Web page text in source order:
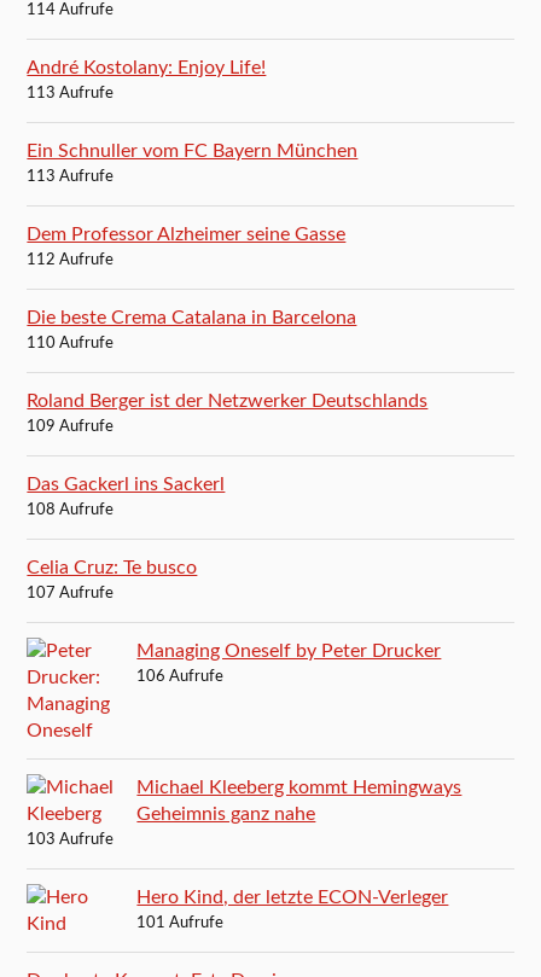
114 Aufrufe
André Kostolany: Enjoy Life!
113 Aufrufe
Ein Schnuller vom FC Bayern München
113 Aufrufe
Dem Professor Alzheimer seine Gasse
112 Aufrufe
Die beste Crema Catalana in Barcelona
110 Aufrufe
Roland Berger ist der Netzwerker Deutschlands
109 Aufrufe
Das Gackerl ins Sackerl
108 Aufrufe
Celia Cruz: Te busco
107 Aufrufe
Managing Oneself by Peter Drucker
106 Aufrufe
Michael Kleeberg kommt Hemingways
Geheimnis ganz nahe
103 Aufrufe
Hero Kind, der letzte ECON-Verleger
101 Aufrufe